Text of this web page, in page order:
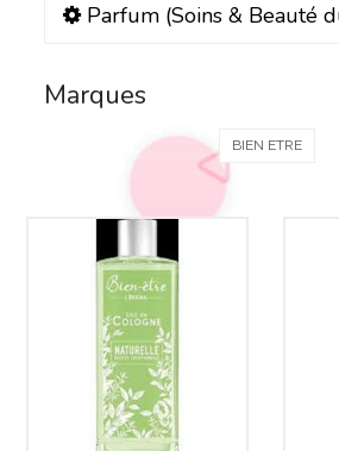
Parfum (Soins & Beauté
Marques
BIEN ETRE